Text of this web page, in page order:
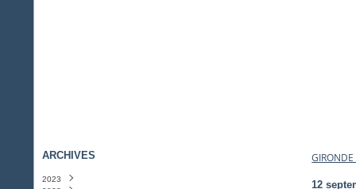
ARCHIVES
2023
12